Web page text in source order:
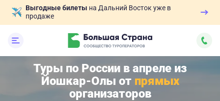
Выгодные билеты на Дальний Восток уже в
продаже
Туры по России в апреле из
Йошкар-Олы от прямых
организаторов